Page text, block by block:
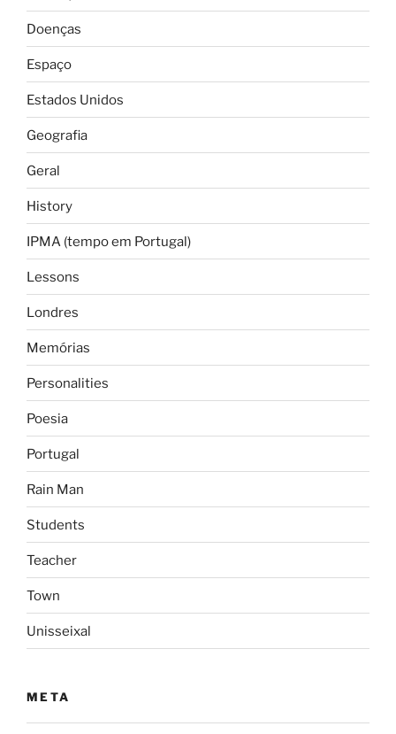
Doenças
Espaço
Estados Unidos
Geografia
Geral
History
IPMA (tempo em Portugal)
Lessons
Londres
Memórias
Personalities
Poesia
Portugal
Rain Man
Students
Teacher
Town
Unisseixal
META